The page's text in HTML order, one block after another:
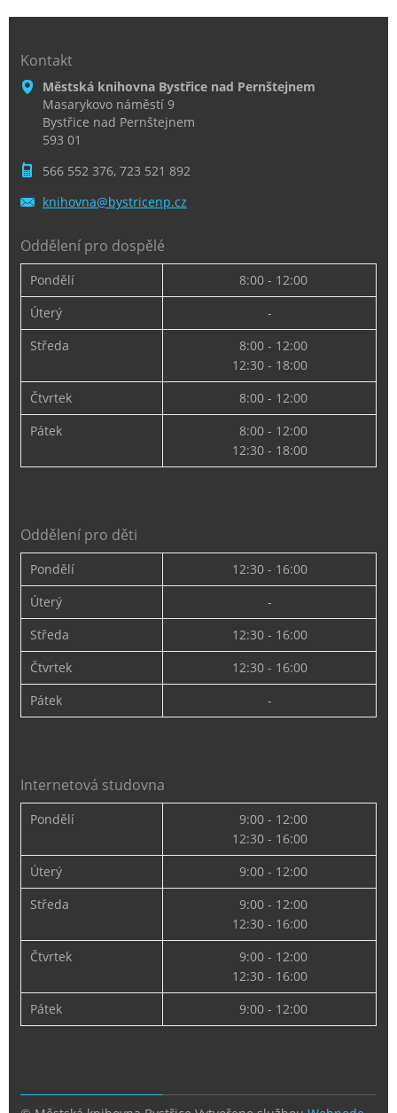
Kontakt
Městská knihovna Bystřice nad Pernštejnem
Masarykovo náměstí 9
Bystřice nad Pernštejnem
593 01
566 552 376, 723 521 892
knihovna@bystricenp.cz
Oddělení pro dospělé
Pondělí
8:00 - 12:00
Úterý
-
Středa
8:00 - 12:00
12:30 - 18:00
Čtvrtek
8:00 - 12:00
Pátek
8:00 - 12:00
12:30 - 18:00
Oddělení pro děti
Pondělí
12:30 - 16:00
Úterý
-
Středa
12:30 - 16:00
Čtvrtek
12:30 - 16:00
Pátek
-
Internetová studovna
Pondělí
9:00 - 12:00
12:30 - 16:00
Úterý
9:00 - 12:00
Středa
9:00 - 12:00
12:30 - 16:00
Čtvrtek
9:00 - 12:00
12:30 - 16:00
Pátek
9:00 - 12:00